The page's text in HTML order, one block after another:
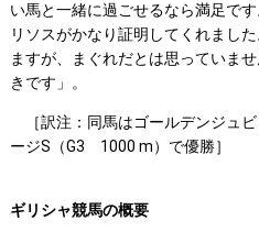
い馬と一緒に過ごせるなら満足で
リソスがかなり証明してくれまし
ますが、まぐれだとは思っていま
きです」。
［訳注：同馬はゴールデンジュ
ージS（G3 1000 m）で優勝］
ギリシャ競馬の概要